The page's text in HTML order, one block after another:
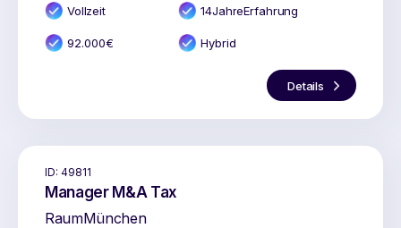
Vollzeit 14JahreErfahrung
92.000€ Hybrid
Details
ID: 49811
Manager M&A Tax
RaumMünchen